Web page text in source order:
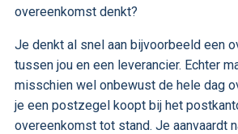
overeenkomst denkt?
Je denkt al snel aan bijvoorbeeld een
tussen jou en een leverancier. Echter
misschien wel onbewust de hele dag
je een postzegel koopt bij het
overeenkomst tot stand. Je aanvaardt